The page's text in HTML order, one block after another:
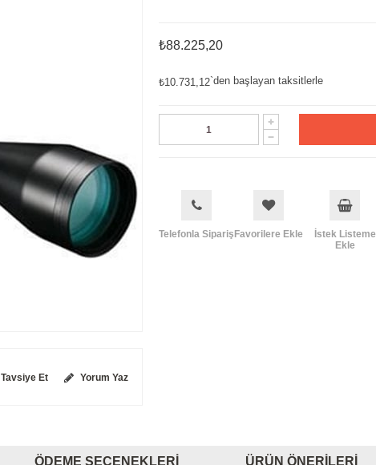
Tavsiye Et Yorum Yaz
₺88.225,20
₺10.731,12`den başlayan taksitlerle
Telefonla Sipariş Favorilere Ekle
İstek Listeme
Ekle
ÖDEME SEÇENEKLERI ÜRÜN ÖNERILERI